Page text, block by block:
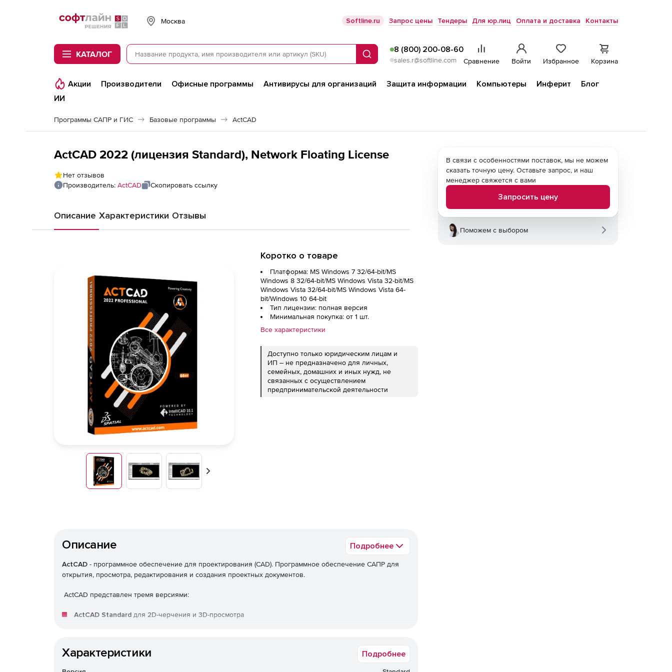
Softline
Москва Softline.ru Запрос цены Тендеры Для юр.лиц Оплата и доставка Контакты
КАТАЛОГ Поиск
8 (800) 200-08-60
sales.r@softline.com Сравнение Войти Избранное Корзина
Акции Производители Офисные программы Антивирусы для организаций Защита информации Компьютеры Инферит
Блог
ИИ
Программы САПР и ГИС Базовые программы ActCAD
ActCAD 2022 (лицензия Standard), Network Floating License
Нет отзывов
Производитель: ActCAD Скопировать ссылку
Описание Характеристики Отзывы
Вперед
Коротко о товаре
Платформа: MS Windows 7 32/64-bit/MS
Windows 8 32/64-bit/MS Windows Vista 32-bit/MS
Windows Vista 32/64-bit/MS Windows Vista 64-
bit/Windows 10 64-bit
Тип лицензии: полная версия
Минимальная покупка: от 1 шт.
Все характеристики
Доступно только юридическим лицам и
ИП – не предназначено для личных,
семейных, домашних и иных нужд, не
связанных с осуществлением
предпринимательской деятельности
Описание Подробнее
ActCAD - программное обеспечение для проектирования (CAD). Программное обеспечение САПР для
открытия, просмотра, редактирования и создания проектных документов.
ActCAD представлен тремя версиями:
ActCAD Standard для 2D-черчения и 3D-просмотра
ActCAD BIM
(Информационное моделирование), которое имеет все функции ActCAD Professional
вместе с функциями BIM. Это единое программное обеспечение для многих приложений,
Характеристики Подробнее
В связи с особенностями поставок, мы не можем
сказать точную цену. Оставьте запрос, и наш
менеджер свяжется с вами
Запросить цену
Поможем с выбором